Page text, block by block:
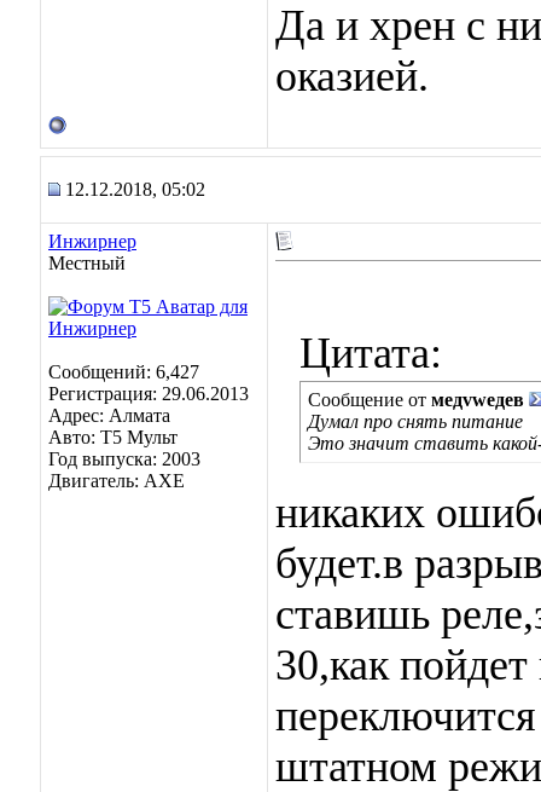
Да и хрен с
оказией.
12.12.2018, 05:02
Инжирнер
Местный
Сообщений: 6,427
Регистрация: 29.06.2013
Адрес: Алмата
Авто: Т5 Мульт
Год выпуска: 2003
Двигатель: АХЕ
Цитата:
Сообщение от медvwедев
Думал про снять питание
Это значит ставить
никаких
будет.в
ставишь
30,как
переключится
штатном